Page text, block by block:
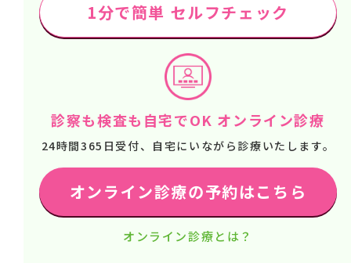
1分で簡単 セルフチェック
診察も検査も自宅でOK オンライン診療
24時間365日受付、自宅にいながら診療いたします。
オンライン診療の予約はこちら
オンライン診療とは？